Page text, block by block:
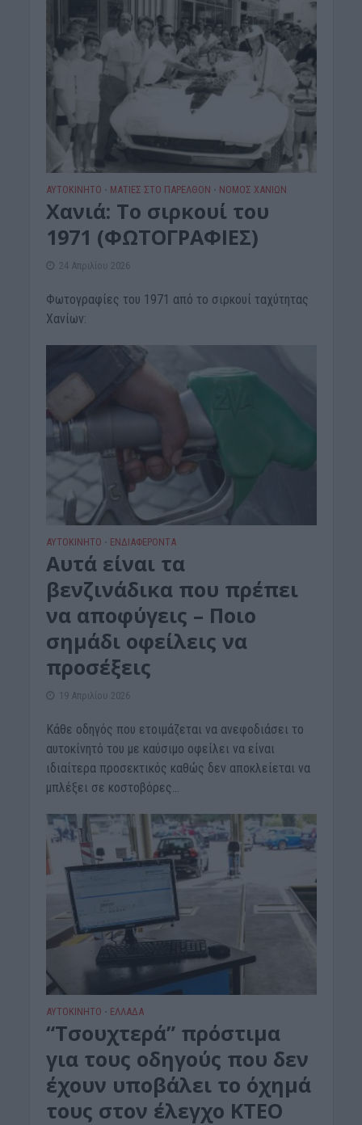
ΑΥΤΟΚΙΝΗΤΟ • ΜΑΤΙΕΣ ΣΤΟ ΠΑΡΕΛΘΟΝ • ΝΟΜΌΣ ΧΑΝΊΩΝ
Xανιά: Το σιρκουί του
1971 (ΦΩΤΟΓΡΑΦΙΕΣ)
24 Απριλίου 2026
Φωτογραφίες του 1971 από το σιρκουί ταχύτητας
Χανίων:
ΑΥΤΟΚΙΝΗΤΟ • ΕΝΔΙΑΦΕΡΟΝΤΑ
Αυτά είναι τα
βενζινάδικα που πρέπει
να αποφύγεις – Ποιο
σημάδι οφείλεις να
προσέξεις
19 Απριλίου 2026
Κάθε οδηγός που ετοιμάζεται να ανεφοδιάσει το
αυτοκίνητό του με καύσιμο οφείλει να είναι
ιδιαίτερα προσεκτικός καθώς δεν αποκλείεται να
μπλέξει σε κοστοβόρες...
ΑΥΤΟΚΙΝΗΤΟ • ΕΛΛΑΔΑ
“Tσουχτερά” πρόστιμα
για τους οδηγούς που δεν
έχουν υποβάλει το όχημά
τους στον έλεγχο ΚΤΕΟ